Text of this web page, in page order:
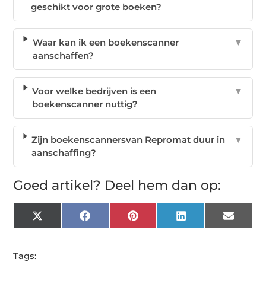
geschikt voor grote boeken?
Waar kan ik een boekenscanner
aanschaffen?
▼
Voor welke bedrijven is een
boekenscanner nuttig?
▼
Zijn boekenscannersvan Repromat duur in
aanschaffing?
▼
Goed artikel? Deel hem dan op:
X
(Twitter)
FacebookPinterest LinkedIn Email
Tags: